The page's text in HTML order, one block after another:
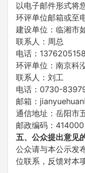
以电子邮件形式将
环评单位邮箱或至
建设单位：临湘市
联系人：周总
电话：
环评单位：南京科
联系人：刘工
电话：0730-
邮箱：
通信地址：岳阳
邮政编码：414000
五、公众提出意见
公众请与本公示发
位联系，反馈对本